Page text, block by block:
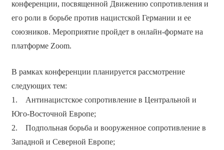
конференции, посвященной Движению сопротивления и
его роли в борьбе против нацистской Германии и ее
союзников. Мероприятие пройдет в онлайн-формате на
платформе Zoom.
В рамках конференции планируется рассмотрение
следующих тем:
1. Антинацистское сопротивление в Центральной и
Юго-Восточной Европе;
2. Подпольная борьба и вооруженное сопротивление в
Западной и Северной Европе;